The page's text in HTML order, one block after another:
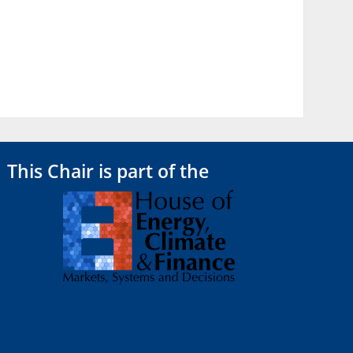
This Chair is part of the